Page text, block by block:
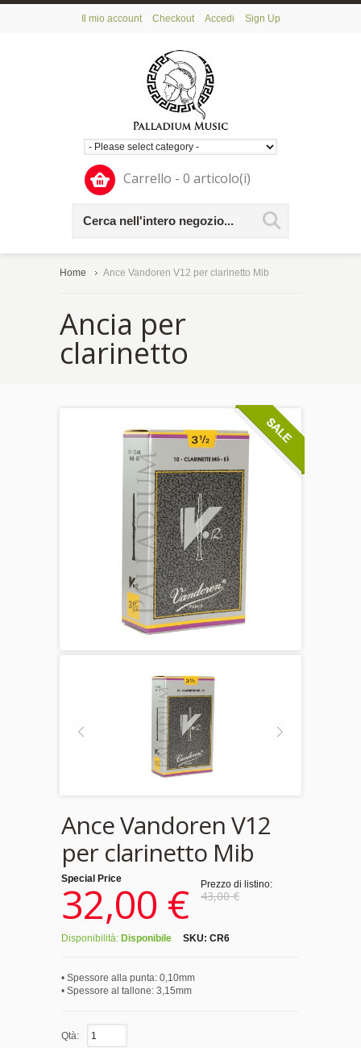
Il mio account Checkout Accedi Sign Up
Carrello - 0 articolo(i)
Home Ance Vandoren V12 per clarinetto Mib
Ancia per
clarinetto
Ance Vandoren V12
per clarinetto Mib
Prezzo di listino:
43,00 €
Special Price
32,00 €
Disponibilità: Disponibile SKU: CR6
• Spessore alla punta: 0,10mm
• Spessore al tallone: 3,15mm
Qtà: